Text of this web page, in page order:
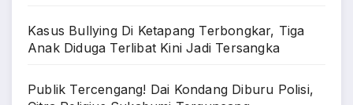
Kasus Bullying Di Ketapang Terbongkar, Tiga
Anak Diduga Terlibat Kini Jadi Tersangka
Publik Tercengang! Dai Kondang Diburu Polisi,